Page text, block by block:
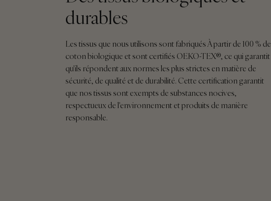
durables
Les tissus que nous utilisons sont fabriqués À partir de 100 % de
coton biologique et sont certifiés OEKO-TEX®, ce qui garantit
qu'ils répondent aux normes les plus strictes en matière de
sécurité, de qualité et de durabilité. Cette certification garantit
que nos tissus sont exempts de substances nocives,
respectueux de l'environnement et produits de manière
responsable.